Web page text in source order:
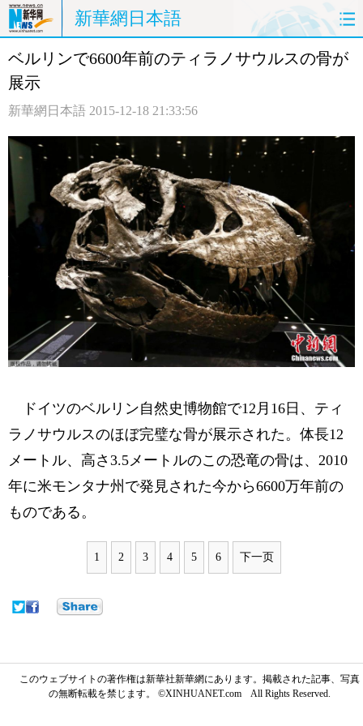
新華網日本語
ホームページ 政治 経済
評論 写真
中日対訳
ベルリンで6600年前のティラノサウルスの骨が
展示
新華網日本語 2015-12-18 21:33:56
ドイツのベルリン自然史博物館で12月16日、ティ
ラノサウルスのほぼ完璧な骨が展示された。体長12
メートル、高さ3.5メートルのこの恐竜の骨は、2010
年に米モンタナ州で発見された今から6600万年前の
ものである。
1 2 3 4 5 6 下一页
このウェブサイトの著作権は新華社新華網にあります。掲載された記事、写真
の無断転載を禁じます。 ©XINHUANET.com All Rights Reserved.